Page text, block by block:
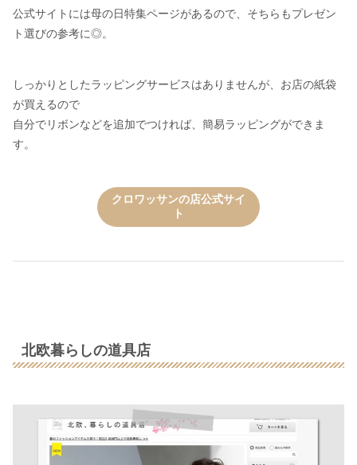
公式サイトには母の日特集ページがあるので、そちらもプレゼン
ト選びの参考に◎。
しっかりとしたラッピングサービスはありませんが、お店の紙袋
が買えるので
自分でリボンなどを追加でつければ、簡易ラッピングができま
す。
クロワッサンの店公式サイ
ト
北欧暮らしの道具店